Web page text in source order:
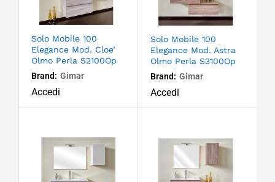
Solo Mobile 100
Elegance Mod. Cloe’
Olmo Perla S2100Op
Brand: Gimar
Accedi
Solo Mobile 100
Elegance Mod. Astra
Olmo Perla S3100Op
Brand: Gimar
Accedi